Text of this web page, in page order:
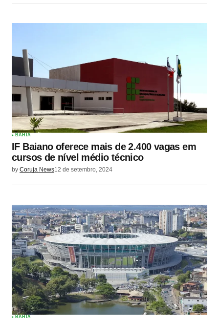
BAHIA
IF Baiano oferece mais de 2.400 vagas em
cursos de nível médio técnico
by Coruja News12 de setembro, 2024
BAHIA